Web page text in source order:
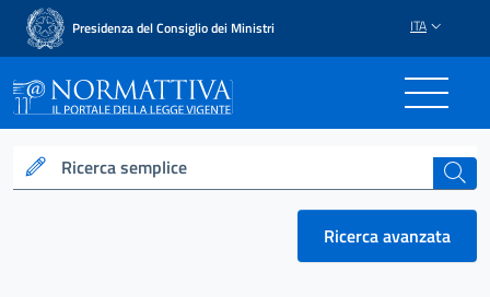
Presidenza del Consiglio dei Ministri ITA
Normattiva - Il portale
Ricerca semplice cerca
Ricerca avanzata